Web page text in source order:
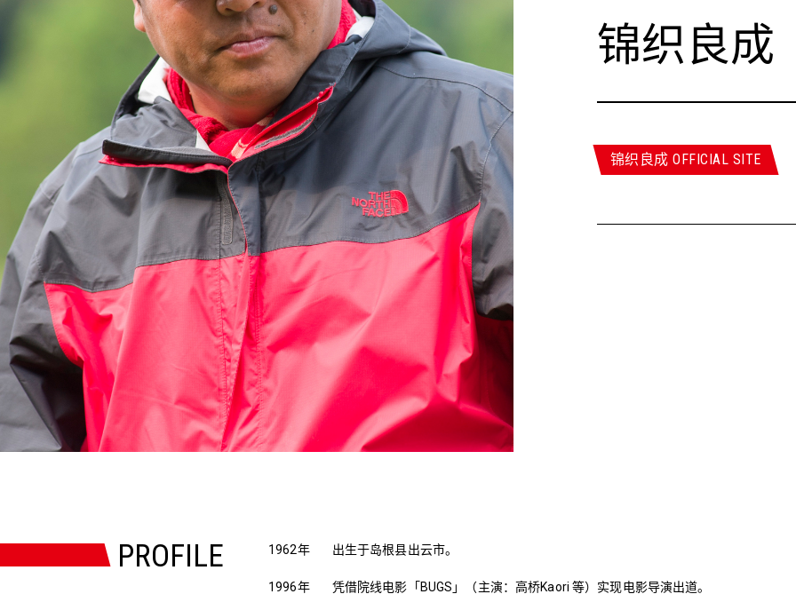
锦织良成
锦织良成 OFFICIAL SITE
PROFILE 1962年 出生于岛根县出云市。
1996年 凭借院线电影「BUGS」（主演：高桥Kaori 等）实现电影导演出道。